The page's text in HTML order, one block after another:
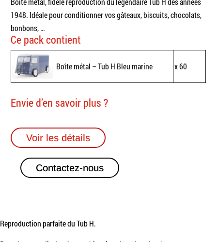
1948. Idéale pour conditionner vos gâteaux, biscuits, chocolats,
bonbons, …
Ce pack contient
Boîte métal – Tub H Bleu marine x 60
Envie d’en savoir plus ?
Voir les détails
Contactez-nous
Reproduction parfaite du Tub H.